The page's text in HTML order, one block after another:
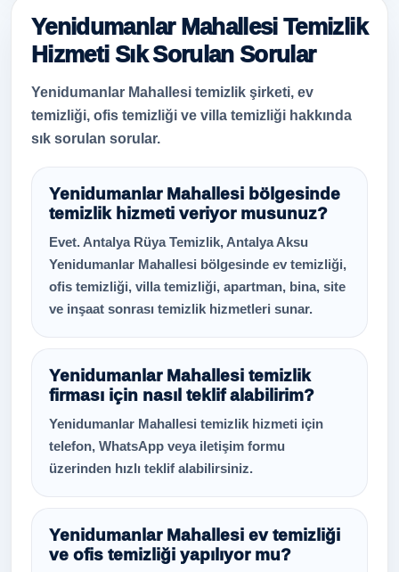
Yenidumanlar Mahallesi Temizlik
Hizmeti Sık Sorulan Sorular
Yenidumanlar Mahallesi temizlik şirketi, ev
temizliği, ofis temizliği ve villa temizliği hakkında
sık sorulan sorular.
Yenidumanlar Mahallesi bölgesinde
temizlik hizmeti veriyor musunuz?
Evet. Antalya Rüya Temizlik, Antalya Aksu
Yenidumanlar Mahallesi bölgesinde ev temizliği,
ofis temizliği, villa temizliği, apartman, bina, site
ve inşaat sonrası temizlik hizmetleri sunar.
Yenidumanlar Mahallesi temizlik
firması için nasıl teklif alabilirim?
Yenidumanlar Mahallesi temizlik hizmeti için
telefon, WhatsApp veya iletişim formu
üzerinden hızlı teklif alabilirsiniz.
Yenidumanlar Mahallesi ev temizliği
ve ofis temizliği yapılıyor mu?